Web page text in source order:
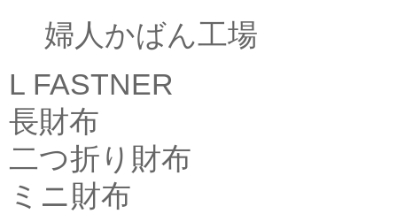
婦人かばん工場
L FASTNER
長財布
二つ折り財布
ミニ財布